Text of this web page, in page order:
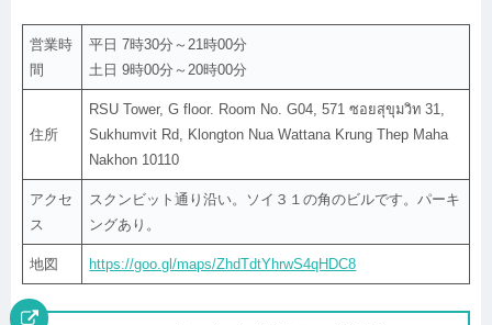
営業時
間
平日 7時30分～21時00分
土日 9時00分～20時00分
住所
RSU Tower, G floor. Room No. G04, 571 ซอยสุขุมวิท 31,
Sukhumvit Rd, Klongton Nua Wattana Krung Thep Maha
Nakhon 10110
アクセ
ス
スクンビット通り沿い。ソイ３１の角のビルです。パーキ
ングあり。
地図 https://goo.gl/maps/ZhdTdtYhrwS4qHDC8